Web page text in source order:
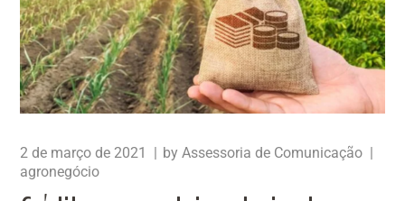
2 de março de 2021 byAssessoria de Comunicação
agronegócio